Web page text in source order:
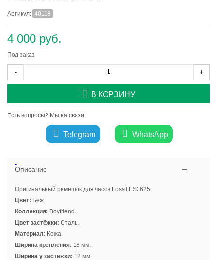
Артикул: 40118
4 000 руб.
Под заказ
- +
В КОРЗИНУ
Есть вопросы? Мы на связи:
Telegram WhatsApp
Описание
Оригинальный ремешок для часов Fossil ES3625.
Цвет: Беж.
Коллекция: Boyfriend.
Цвет застёжки: Сталь.
Материал: Кожа.
Ширина крепления: 18 мм.
Ширина у застёжки: 12 мм.